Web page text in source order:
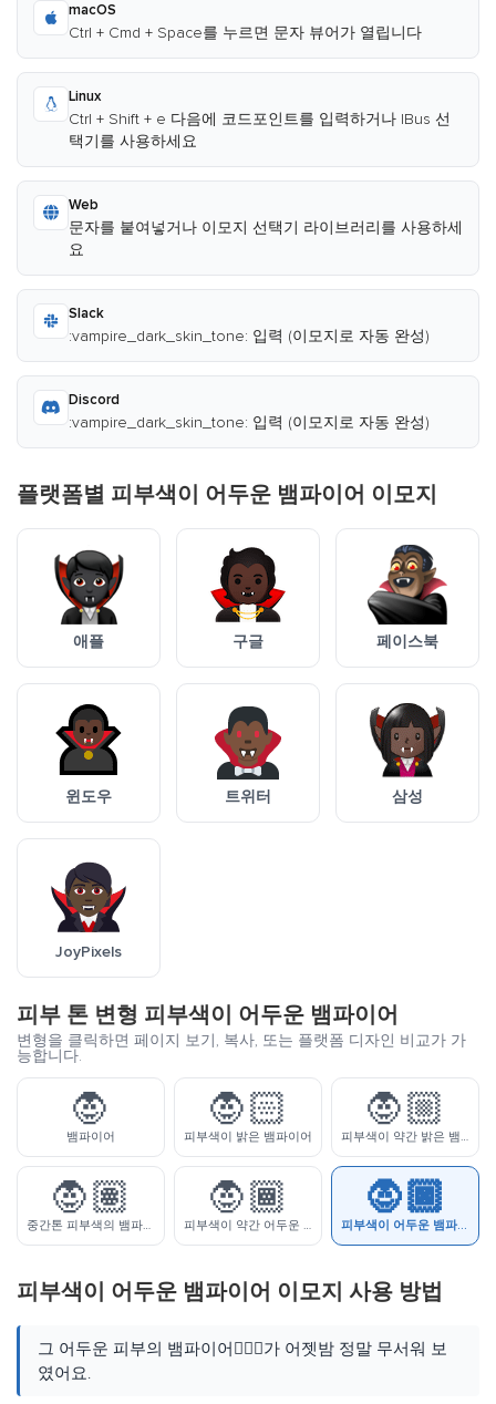
macOS
Ctrl + Cmd + Space를 누르면 문자 뷰어가 열립니다
Linux
Ctrl + Shift + e 다음에 코드포인트를 입력하거나 IBus 선
택기를 사용하세요
Web
문자를 붙여넣거나 이모지 선택기 라이브러리를 사용하세
요
Slack
:vampire_dark_skin_tone: 입력 (이모지로 자동 완성)
Discord
:vampire_dark_skin_tone: 입력 (이모지로 자동 완성)
플랫폼별 피부색이 어두운 뱀파이어 이모지
애플 구글 페이스북
윈도우 트위터 삼성
JoyPixels
피부 톤 변형 피부색이 어두운 뱀파이어
변형을 클릭하면 페이지 보기, 복사, 또는 플랫폼 디자인 비교가 가
능합니다.
🧛
뱀파이어
🧛🏻
피부색이 밝은 뱀파이어
🧛🏼
피부색이 약간 밝은 뱀파이어
🧛🏽
중간톤 피부색의 뱀파이어
🧛🏾
피부색이 약간 어두운 뱀파이어
🧛🏿
피부색이 어두운 뱀파이어
피부색이 어두운 뱀파이어 이모지 사용 방법
그 어두운 피부의 뱀파이어🧛🏿‍♂️가 어젯밤 정말 무서워 보
였어요.